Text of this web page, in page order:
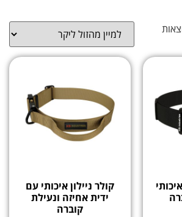
קולר ניילון איכותי עם
ידית אחיזה ונעילת
קוברה